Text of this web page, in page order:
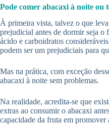
Pode comer abacaxi à noite ou
À primeira vista, talvez o que
prejudicial antes de dormir seja o
ácido e carboidratos
podem ser um prejudiciais para
Mas na prática, com exceção
abacaxi à noite sem problemas.
Na realidade, acredita-se que
extras ao consumir o abacaxi
capacidade da fruta em promover